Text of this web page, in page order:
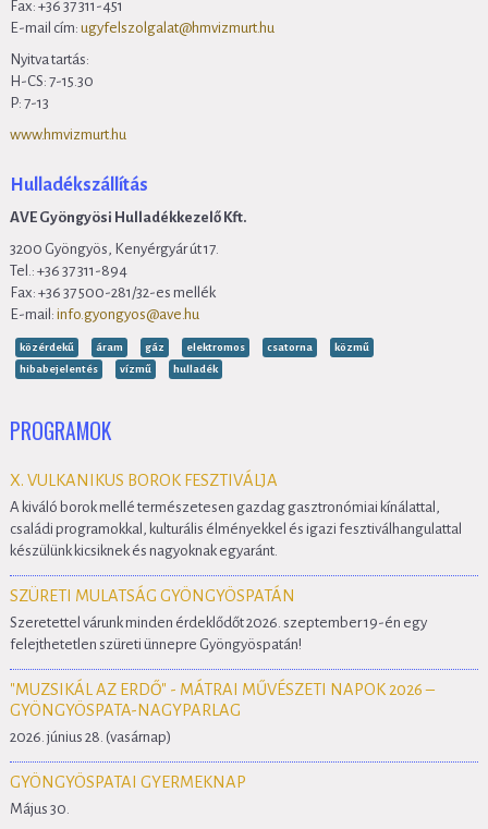
Fax: +36 37 311-451
E-mail cím: ugyfelszolgalat@hmvizmurt.hu
Nyitva tartás:
H-CS: 7-15.30
P: 7-13
www.hmvizmurt.hu
Hulladékszállítás
AVE Gyöngyösi Hulladékkezelő Kft.
3200 Gyöngyös, Kenyérgyár út 17.
Tel.: +36 37 311-894
Fax: +36 37 500-281/32-es mellék
E-mail: info.gyongyos@ave.hu
közérdekű áram gáz elektromos csatorna
közmű
hibabejelentés
vízmű hulladék
PROGRAMOK
X. VULKANIKUS BOROK FESZTIVÁLJA
A kiváló borok mellé természetesen gazdag gasztronómiai kínálattal,
családi programokkal, kulturális élményekkel és igazi fesztiválhangulattal
készülünk kicsiknek és nagyoknak egyaránt.
SZÜRETI MULATSÁG GYÖNGYÖSPATÁN
Szeretettel várunk minden érdeklődőt 2026. szeptember 19-én egy
felejthetetlen szüreti ünnepre Gyöngyöspatán!
"MUZSIKÁL AZ ERDŐ" - MÁTRAI MŰVÉSZETI NAPOK 2026 –
GYÖNGYÖSPATA-NAGYPARLAG
2026. június 28. (vasárnap)
GYÖNGYÖSPATAI GYERMEKNAP
Május 30.